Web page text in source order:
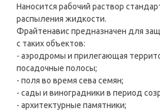
Наносится рабочий раствор
распыления жидкости.
Фрайтенавис предназначен для
с таких объектов:
- аэродромы и прилегающая
посадочные полосы;
- поля во время сева семян;
- сады и виноградники в период
- архитектурные памятники;